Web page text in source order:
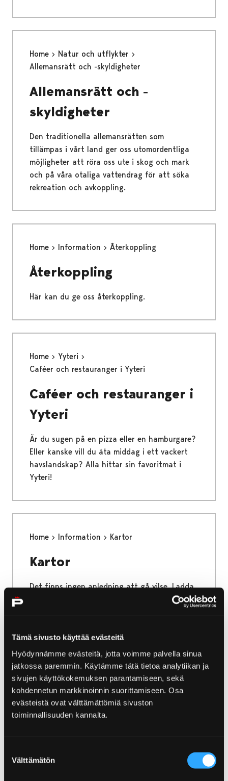
Tämä sivusto käyttää evästeitä
Hyödynnämme evästeitä, jotta voimme palvella sinua
jatkossa paremmin. Käytämme tätä tietoa analytiikan ja
sivujen käyttökokemuksen parantamiseen, sekä
kohdennetun markkinoinnin suorittamiseen. Osa
evästeistä ovat välttämättömiä sivuston
toiminnallisuuden kannalta.
valinta
Välttämätön
Home
Natur och utflykter
Allemansrätt och -skyldigheter
Allemansrätt och -
skyldigheter
Den traditionella allemansrätten som
tillämpas i vårt land ger oss utomordentliga
möjligheter att röra oss ute i skog och mark
och på våra otaliga vattendrag för att söka
rekreation och avkoppling.
Home Information Återkoppling
Återkoppling
Här kan du ge oss återkoppling.
Home
Yyteri
Caféer och restauranger i Yyteri
Caféer och restauranger i
Yyteri
Är du sugen på en pizza eller en hamburgare?
Eller kanske vill du äta middag i ett vackert
havslandskap? Alla hittar sin favoritmat i
Yyteri!
Home Information Kartor
Kartor
Det finns ingen anledning att gå vilse. Ladda
ned en karta i förväg och kolla var du hittar
turistinformationstjänst.
Home Utflykter och guidning
Utflykter och guidning
havets stad, ta en titt i stadens historia, kliv